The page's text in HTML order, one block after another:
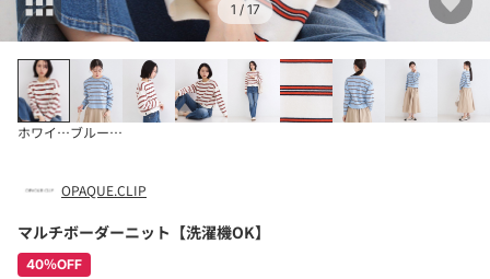
1 / 17
ホワイト(301)ブルー(391)
OPAQUE.CLIP
マルチボーダーニット【洗濯機OK】
40％OFF